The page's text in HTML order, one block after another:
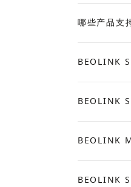
Expand
哪些产品支
Expand
BEOLINK
Expand
BEOLINK
Expand
BEOLINK
Expand
BEOLINK